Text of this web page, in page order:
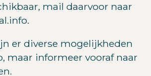
mail daarvoor naar
er diverse mogelijkheden
maar informeer vooraf naar